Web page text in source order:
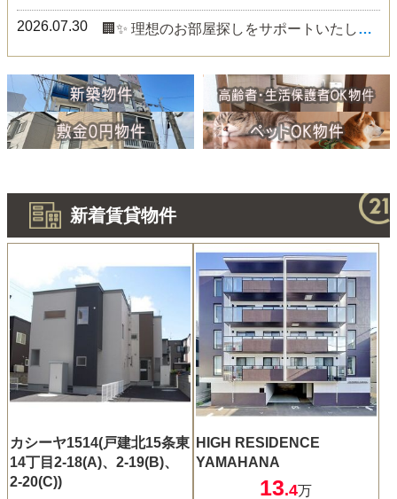
2026.07.30 🏢✨ 理想のお部屋探しをサポートいたします！
新着賃貸物件
カシーヤ1514(戸建北15条東
14丁目2-18(A)、2-19(B)、
2-20(C))
HIGH RESIDENCE
YAMAHANA
13.4万